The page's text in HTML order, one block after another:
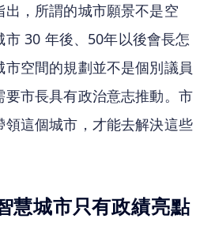
，所謂的城市願景不是空
30 年後、50年以後會長怎
空間的規劃並不是個別議員
市長具有政治意志推動。市
這個城市，才能去解決這些
慧城市只有政績亮點